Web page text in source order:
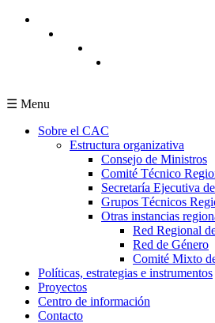
Pasar al contenido principal
☰ Menu
Sobre el CAC
Estructura organizativa
Consejo de Ministros
Comité Técnico
Secretaría Ejecutiva
Grupos Técnicos
Otras instancias
Red Regional
Red de Género
Comité Mixto
Políticas, estrategias e instrumentos
Proyectos
Centro de información
Contacto